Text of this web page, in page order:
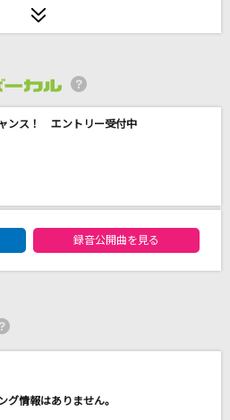
ンス！ エントリー受付中
カルエントリーランキング
録音公開曲を見る